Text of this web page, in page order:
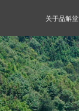
关于品斛堂